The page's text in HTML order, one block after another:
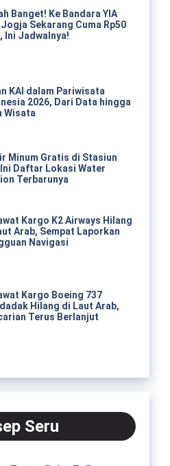
Banget! Ke Bandara YIA
Sekarang Cuma Rp50
Ini Jadwalnya!
KAI dalam Pariwisata
2026, Dari Data hingga
Wisata
Minum Gratis di Stasiun
Ini Daftar Lokasi Water
Terbarunya
Kargo K2 Airways Hilang
Arab, Sempat Laporkan
Navigasi
Kargo Boeing 737
Hilang di Laut Arab,
Terus Berlanjut
Seru